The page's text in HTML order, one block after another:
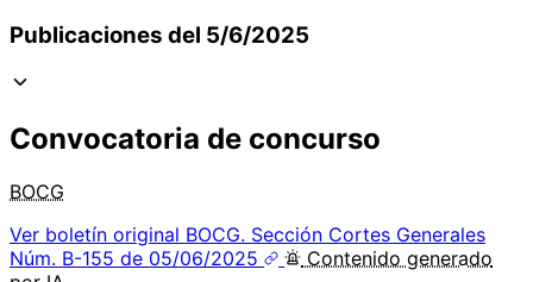
Publicaciones del 5/6/2025
Convocatoria de concurso
BOCG
Ver boletín original BOCG. Sección Cortes Generales
Núm. B-155 de 05/06/2025
Contenido generado